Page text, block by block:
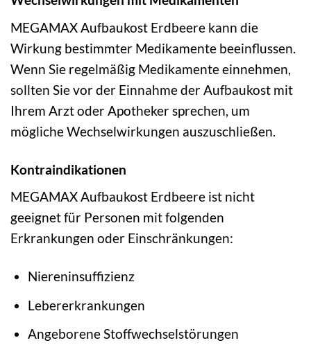
MEGAMAX Aufbaukost Erdbeere kann die
Wirkung bestimmter Medikamente beeinflussen.
Wenn Sie regelmäßig Medikamente einnehmen,
sollten Sie vor der Einnahme der Aufbaukost mit
Ihrem Arzt oder Apotheker sprechen, um
mögliche Wechselwirkungen auszuschließen.
Kontraindikationen
MEGAMAX Aufbaukost Erdbeere ist nicht
geeignet für Personen mit folgenden
Erkrankungen oder Einschränkungen:
Niereninsuffizienz
Lebererkrankungen
Angeborene Stoffwechselstörungen